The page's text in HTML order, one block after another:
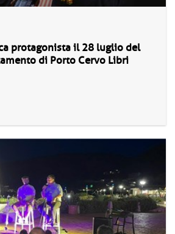
protagonista il 28 luglio del
di Porto Cervo Libri